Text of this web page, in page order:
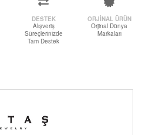
DESTEK
Alışveriş
Süreçlerinizde
Tam Destek
ORJINAL ÜRÜN
Orjinal Dünya
Markaları